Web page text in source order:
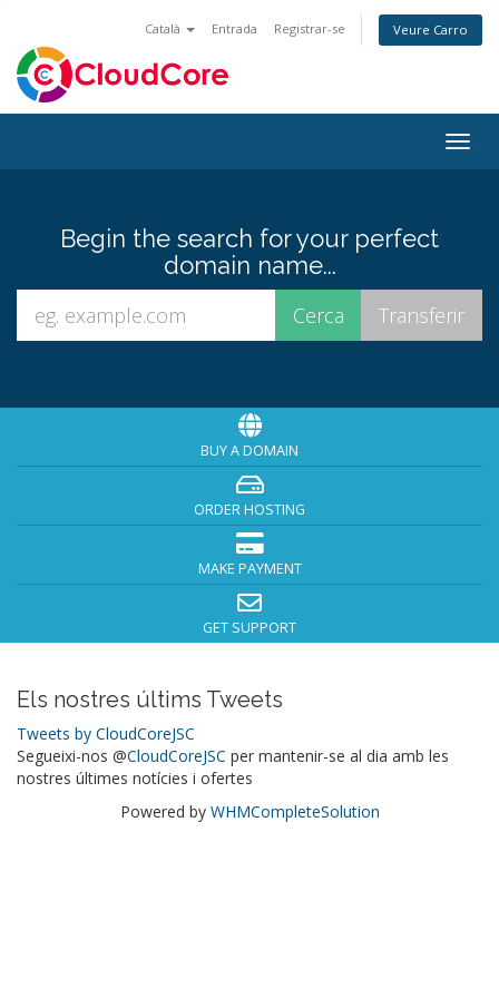
Català Entrada Registrar-se Veure Carro
Begin the search for your perfect
domain name...
BUY A DOMAIN
ORDER HOSTING
MAKE PAYMENT
GET SUPPORT
Els nostres últims Tweets
Tweets by CloudCoreJSC
Segueixi-nos @CloudCoreJSC per mantenir-se al dia amb les
nostres últimes notícies i ofertes
Powered by WHMCompleteSolution